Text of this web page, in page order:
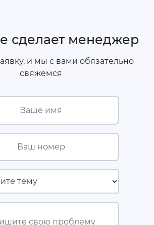
сделает менеджер
и мы с вами обязательно
свяжемся
компания
проблему